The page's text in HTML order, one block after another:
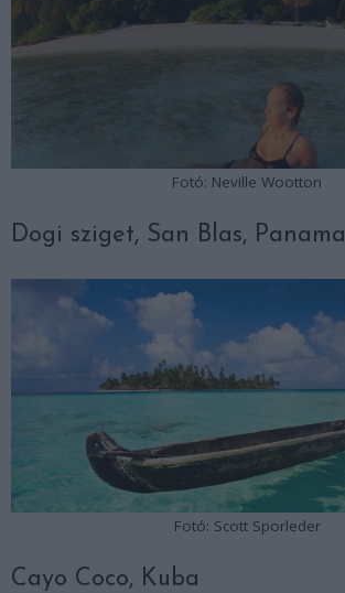
Fotó: Neville Wootton
Dogi sziget, San Blas, Panama
Fotó: Scott Sporleder
Cayo Coco, Kuba